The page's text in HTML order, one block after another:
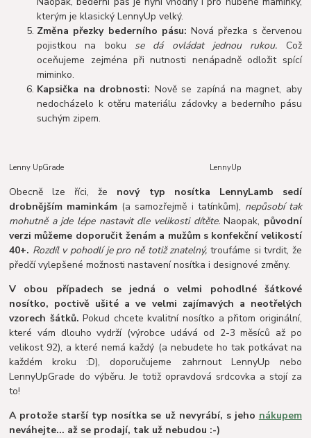
kterým je klasický LennyUp velký.
Změna přezky bederního pásu: Nová přezka s červenou
pojistkou na boku se dá ovládat jednou rukou. Což
oceňujeme zejména při nutnosti nenápadně odložit spící
miminko.
Kapsička na drobnosti: Nově se zapíná na magnet, aby
nedocházelo k otěru materiálu zádovky a bederního pásu
suchým zipem.
Lenny UpGrade LennyUp
Obecně lze říci, že nový typ nosítka LennyLamb sedí
drobnějším maminkám (a samozřejmě i tatínkům), nepůsobí tak
mohutně a jde lépe nastavit dle velikosti dítěte.Naopak, původní
verzi můžeme doporučit ženám a mužům s konfekční velikostí
40+. Rozdíl v pohodlí je pro ně totiž znatelný, troufáme si tvrdit, že
předčí vylepšené možnosti nastavení nosítka i designové změny.
V obou případech se jedná o velmi pohodlné šátkové
nosítko, poctivě ušité a ve velmi zajímavých a neotřelých
vzorech šátků. Pokud chcete kvalitní nosítko a přitom originální,
které vám dlouho vydrží (výrobce udává od 2-3 měsíců až po
velikost 92), a které nemá každý (a nebudete ho tak potkávat na
každém kroku :D), doporučujeme zahrnout LennyUp nebo
LennyUpGrade do výběru. Je totiž opravdová srdcovka a stojí za
to!
A protože starší typ nosítka se už nevyrábí, s jeho nákupem
neváhejte... až se prodají, tak už nebudou :-)